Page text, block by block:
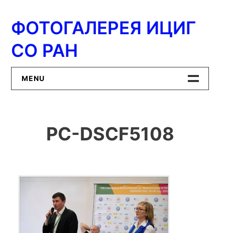
содержимому
ФОТОГАЛЕРЕЯ ИЦИГ
СО РАН
MENU
ИЦиГ СО РАН
PC-DSCF5108